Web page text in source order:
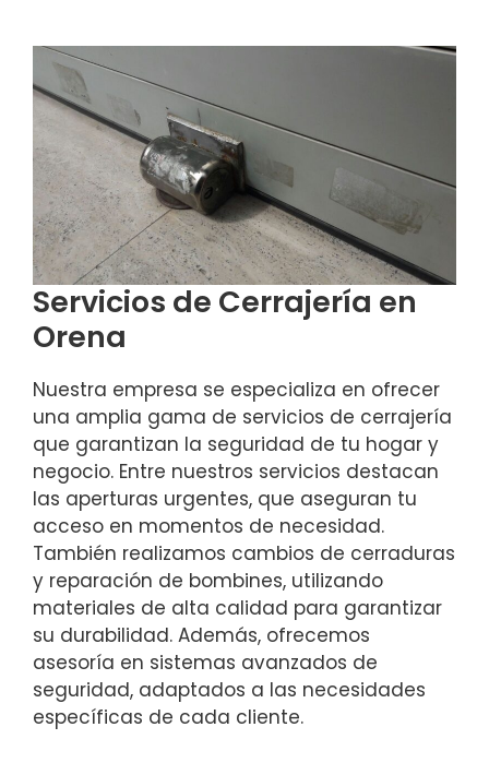
Servicios de Cerrajería en
Orena
Nuestra empresa se especializa en ofrecer
una amplia gama de servicios de cerrajería
que garantizan la seguridad de tu hogar y
negocio. Entre nuestros servicios destacan
las aperturas urgentes, que aseguran tu
acceso en momentos de necesidad.
También realizamos cambios de cerraduras
y reparación de bombines, utilizando
materiales de alta calidad para garantizar
su durabilidad. Además, ofrecemos
asesoría en sistemas avanzados de
seguridad, adaptados a las necesidades
específicas de cada cliente.